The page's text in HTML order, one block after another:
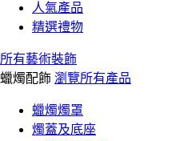
人氣產品
精選禮物
所有藝術裝飾
蠟燭配飾 瀏覽所有產品
蠟燭燭罩
燭蓋及底座